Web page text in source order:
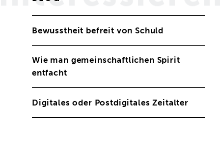
Bewusstheit befreit von Schuld
Wie man gemeinschaftlichen Spirit
entfacht
Digitales oder Postdigitales Zeitalter